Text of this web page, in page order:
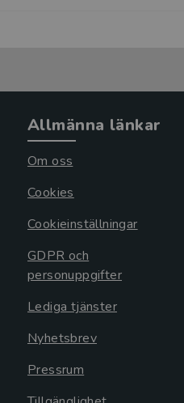
Allmänna länkar
Om oss
Cookies
Cookieinställningar
GDPR och
personuppgifter
Lediga tjänster
Nyhetsbrev
Pressrum